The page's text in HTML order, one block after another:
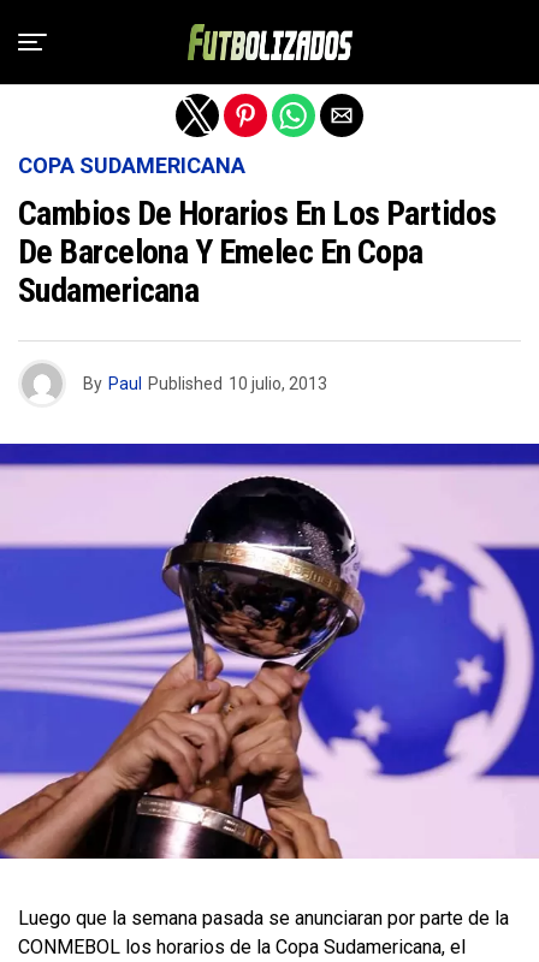
COPA SUDAMERICANA
Cambios De Horarios En Los Partidos
De Barcelona Y Emelec En Copa
Sudamericana
By Paul Published 10 julio, 2013
Luego que la semana pasada se anunciaran por parte de la
CONMEBOL los horarios de la Copa Sudamericana, el
Salir de la versión móvil